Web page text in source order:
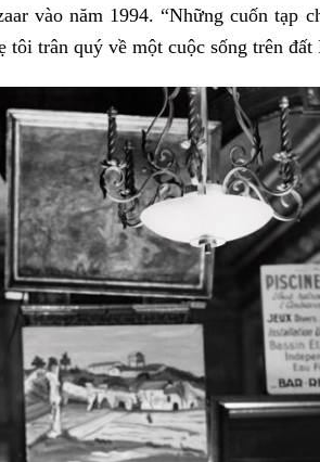
vào năm 1994. “Những cuốn tạp
tôi trân quý về một cuộc sống trên đất